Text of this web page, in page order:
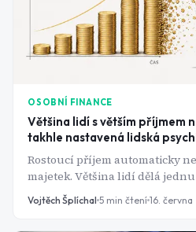
OSOBNÍ FINANCE
Většina lidí s větším příjmem
takhle nastavená lidská
Rostoucí příjem automaticky
majetek. Většina lidí dělá
nikdy nepojmenuje.
Vojtěch Šplíchal 5 min čtení 16. června